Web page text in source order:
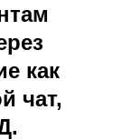
как
чат,